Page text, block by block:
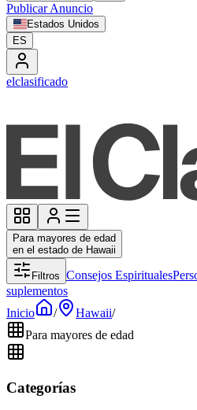
Publicar Anuncio
Estados Unidos
ES
elclasificado
Para mayores de edad
en el estado de Hawaii
Filtros Consejos Espirituales
suplementos
Inicio
/ Hawaii/
Para mayores de edad
Categorías